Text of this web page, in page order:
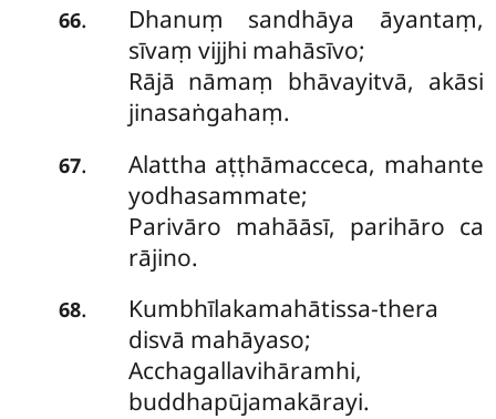
66.
Dhanuṃ sandhāya āyantaṃ,
sīvaṃ vijjhi mahāsīvo;
Rājā nāmaṃ bhāvayitvā, akāsi
jinasaṅgahaṃ.
67.
Alattha aṭṭhāmacceca, mahante
yodhasammate;
Parivāro mahāāsī, parihāro ca
rājino.
68.
Kumbhīlakamahātissa-thera
disvā mahāyaso;
Acchagallavihāramhi,
buddhapūjamakārayi.